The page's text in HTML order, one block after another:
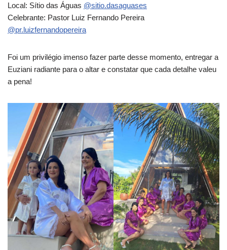
Local: Sítio das Águas @sitio.dasaguases
Celebrante: Pastor Luiz Fernando Pereira
@pr.luizfernandopereira
Foi um privilégio imenso fazer parte desse momento, entregar a
Euziani radiante para o altar e constatar que cada detalhe valeu
a pena!